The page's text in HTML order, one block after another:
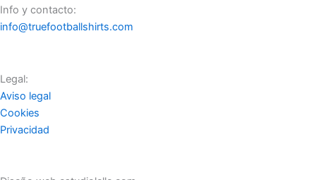
Info y contacto:
info@truefootballshirts.com
Legal:
Aviso legal
Cookies
Privacidad